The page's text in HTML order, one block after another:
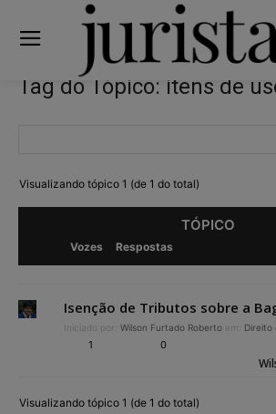
Tag do Tópico: itens de
Visualizando tópico 1 (de 1 do total)
TÓPICO
Vozes Respostas
Isenção de Tributos sobre a
Iniciado por: Wilson Furtado Roberto em: Direito
1 0
Visualizando tópico 1 (de 1 do total)